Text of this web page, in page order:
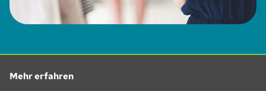
Mehr erfahren